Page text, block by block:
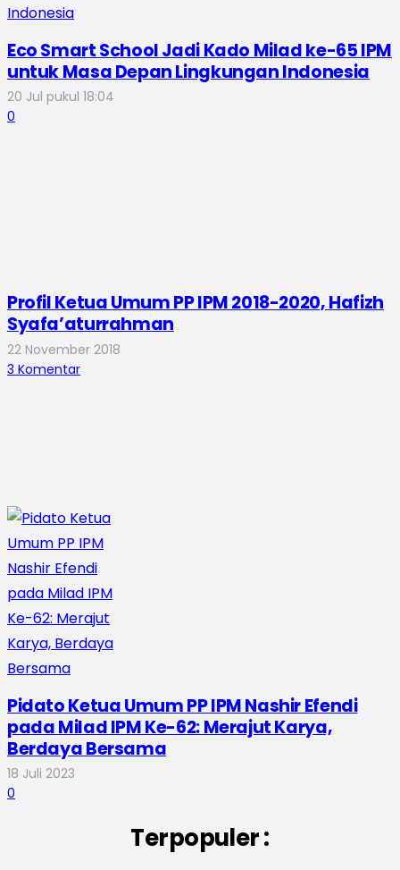
Eco Smart School Jadi Kado Milad ke-65 IPM
untuk Masa Depan Lingkungan Indonesia
20 Jul pukul 18:04
0
Profil Ketua Umum PP IPM 2018-2020, Hafizh
Syafa’aturrahman
22 November 2018
3 Komentar
Pidato Ketua Umum PP IPM Nashir Efendi
pada Milad IPM Ke-62: Merajut Karya,
Berdaya Bersama
18 Juli 2023
0
Terpopuler :